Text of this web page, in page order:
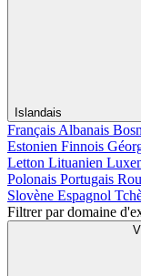
Islandais
Français Albanais
Estonien Finnois
Letton Lituanien
Polonais Portugais
Slovène Espagnol
Filtrer par domaine